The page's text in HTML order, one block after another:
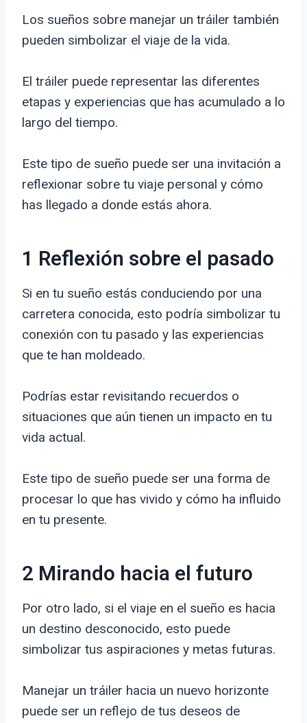
Los sueños sobre manejar un tráiler también
pueden simbolizar el viaje de la vida.
El tráiler puede representar las diferentes
etapas y experiencias que has acumulado a lo
largo del tiempo.
Este tipo de sueño puede ser una invitación a
reflexionar sobre tu viaje personal y cómo
has llegado a donde estás ahora.
1 Reflexión sobre el pasado
Si en tu sueño estás conduciendo por una
carretera conocida, esto podría simbolizar tu
conexión con tu pasado y las experiencias
que te han moldeado.
Podrías estar revisitando recuerdos o
situaciones que aún tienen un impacto en tu
vida actual.
Este tipo de sueño puede ser una forma de
procesar lo que has vivido y cómo ha influido
en tu presente.
2 Mirando hacia el futuro
Por otro lado, si el viaje en el sueño es hacia
un destino desconocido, esto puede
simbolizar tus aspiraciones y metas futuras.
Manejar un tráiler hacia un nuevo horizonte
puede ser un reflejo de tus deseos de